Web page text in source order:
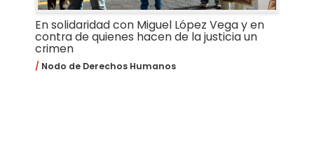
En solidaridad con Miguel López Vega y en
contra de quienes hacen de la justicia un
crimen
Nodo de Derechos Humanos